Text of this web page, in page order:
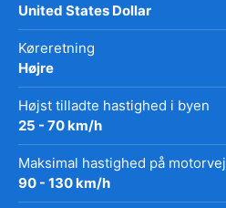
United States Dollar
Køreretning
Højre
Højst tilladte hastighed i byen
25 - 70 km/h
Maksimal hastighed på motorvej
90 - 130 km/h